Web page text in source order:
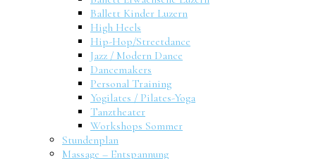
Ballett Kinder Luzern
High Heels
Hip-Hop/Streetdance
Jazz / Modern Dance
Dancemakers
Personal Training
Yogilates / Pilates-Yoga
Tanztheater
Workshops Sommer
Stundenplan
Massage – Entspannung